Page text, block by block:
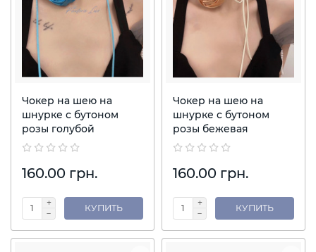
Чокер на шею на
шнурке с бутоном
розы голубой
160.00 грн.
КУПИТЬ
Чокер на шею на
шнурке с бутоном
розы бежевая
160.00 грн.
КУПИТЬ